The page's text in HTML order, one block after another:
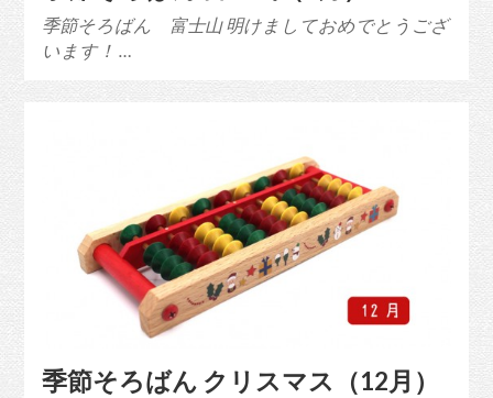
季節そろばん 富士山 明けましておめでとうござ
います！ …
季節そろばん クリスマス（12月）